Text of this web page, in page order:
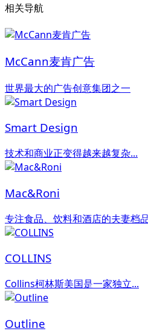
相关导航
McCann麦肯广告
世界最大的广告创意集团之一
Smart Design
技术和商业正变得越来越复杂...
Mac&Roni
专注食品、饮料和酒店的夫妻档
COLLINS
Collins柯林斯美国是一家独立...
Outline